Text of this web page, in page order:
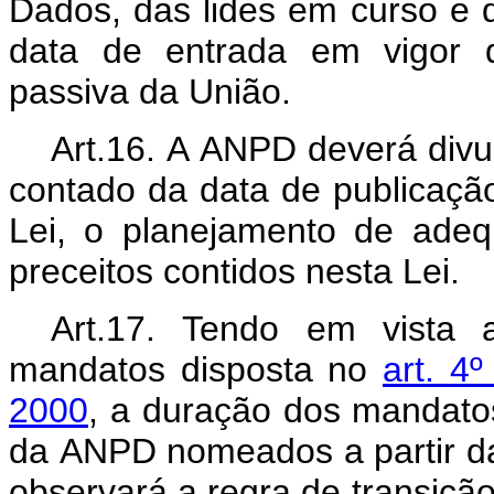
Dados, das lides em curso e
data
de entrada em vigor
passiva da União.
Art.16. A ANPD deverá
contado da data de
Lei, o planejamento de
preceitos contidos nesta Lei.
Art.17.
Tendo em vista
mandatos disposta no art.
2000, a duração dos
da ANPD nomeados a partir